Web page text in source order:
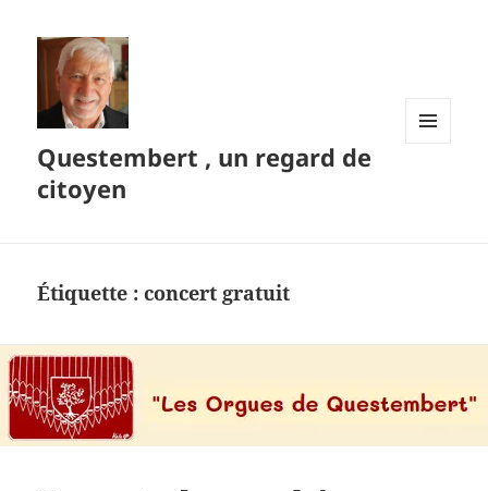
Questembert , un regard de
citoyen
Étiquette :concert gratuit